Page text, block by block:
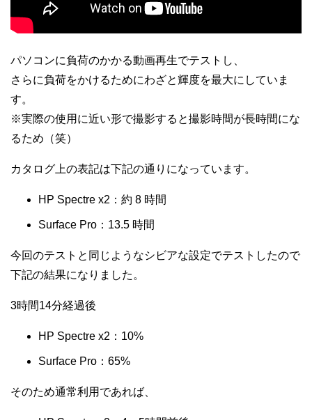
パソコンに負荷のかかる動画再生でテストし、
さらに負荷をかけるためにわざと輝度を最大にしていま
す。
※実際の使用に近い形で撮影すると撮影時間が長時間にな
るため（笑）
カタログ上の表記は下記の通りになっています。
HP Spectre x2：約 8 時間
Surface Pro：13.5 時間
今回のテストと同じようなシビアな設定でテストしたので
下記の結果になりました。
3時間14分経過後
HP Spectre x2：10%
Surface Pro：65%
そのため通常利用であれば、